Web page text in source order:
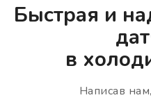
Быстрая и
в
Написав